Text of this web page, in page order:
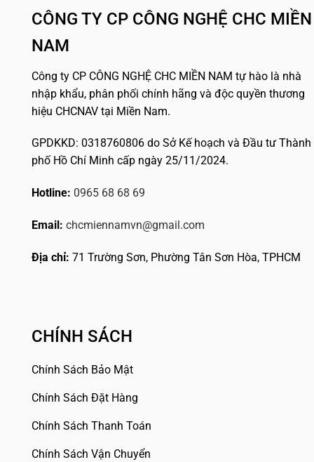
CÔNG TY CP CÔNG NGHỆ CHC MIỀN
NAM
Công ty CP CÔNG NGHỆ CHC MIỀN NAM tự hào là nhà
nhập khẩu, phân phối chính hãng và độc quyền thương
hiệu CHCNAV tại Miền Nam.
GPDKKD: 0318760806 do Sở Kế hoạch và Đầu tư Thành
phố Hồ Chí Minh cấp ngày 25/11/2024.
Hotline: 0965 68 68 69
Email: chcmiennamvn@gmail.com
Địa chỉ: 71 Trường Sơn, Phường Tân Sơn Hòa, TPHCM
CHÍNH SÁCH
Chính Sách Bảo Mật
Chính Sách Đặt Hàng
Chính Sách Thanh Toán
Chính Sách Vận Chuyển